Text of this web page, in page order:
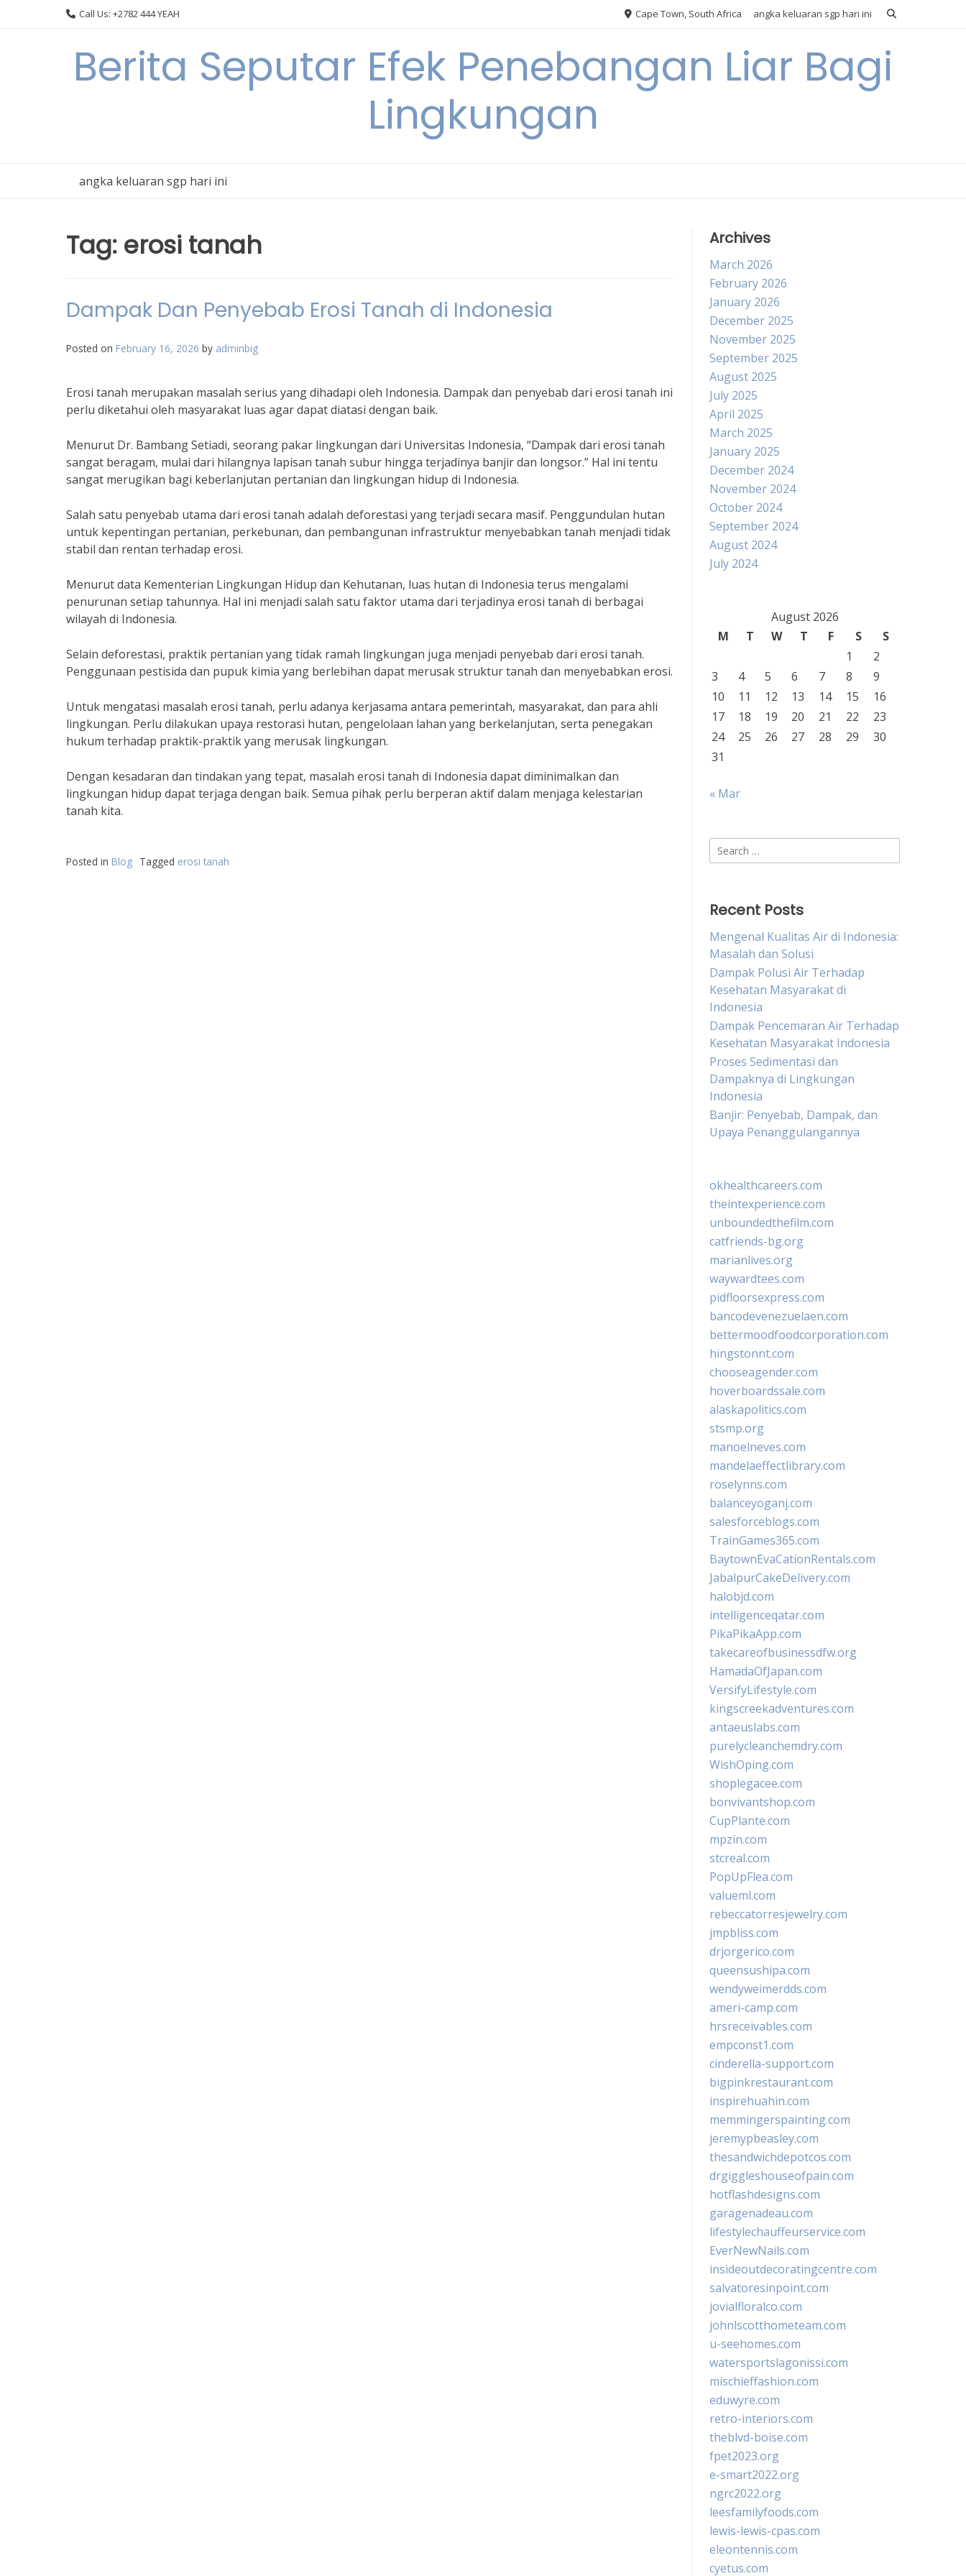
Call Us: +2782 444 YEAH Cape Town, South Africa angka keluaran sgp hari ini
Berita Seputar Efek Penebangan Liar Bagi
Lingkungan
angka keluaran sgp hari ini
Tag: erosi tanah
Dampak Dan Penyebab Erosi Tanah di Indonesia
Posted on February 16, 2026 by adminbig
Erosi tanah merupakan masalah serius yang dihadapi oleh Indonesia. Dampak dan penyebab dari erosi tanah ini
perlu diketahui oleh masyarakat luas agar dapat diatasi dengan baik.
Menurut Dr. Bambang Setiadi, seorang pakar lingkungan dari Universitas Indonesia, “Dampak dari erosi tanah
sangat beragam, mulai dari hilangnya lapisan tanah subur hingga terjadinya banjir dan longsor.” Hal ini tentu
sangat merugikan bagi keberlanjutan pertanian dan lingkungan hidup di Indonesia.
Salah satu penyebab utama dari erosi tanah adalah deforestasi yang terjadi secara masif. Penggundulan hutan
untuk kepentingan pertanian, perkebunan, dan pembangunan infrastruktur menyebabkan tanah menjadi tidak
stabil dan rentan terhadap erosi.
Menurut data Kementerian Lingkungan Hidup dan Kehutanan, luas hutan di Indonesia terus mengalami
penurunan setiap tahunnya. Hal ini menjadi salah satu faktor utama dari terjadinya erosi tanah di berbagai
wilayah di Indonesia.
Selain deforestasi, praktik pertanian yang tidak ramah lingkungan juga menjadi penyebab dari erosi tanah.
Penggunaan pestisida dan pupuk kimia yang berlebihan dapat merusak struktur tanah dan menyebabkan erosi.
Untuk mengatasi masalah erosi tanah, perlu adanya kerjasama antara pemerintah, masyarakat, dan para ahli
lingkungan. Perlu dilakukan upaya restorasi hutan, pengelolaan lahan yang berkelanjutan, serta penegakan
hukum terhadap praktik-praktik yang merusak lingkungan.
Dengan kesadaran dan tindakan yang tepat, masalah erosi tanah di Indonesia dapat diminimalkan dan
lingkungan hidup dapat terjaga dengan baik. Semua pihak perlu berperan aktif dalam menjaga kelestarian
tanah kita.
Posted in Blog Tagged erosi tanah
Archives
March 2026
February 2026
January 2026
December 2025
November 2025
September 2025
August 2025
July 2025
April 2025
March 2025
January 2025
December 2024
November 2024
October 2024
September 2024
August 2024
July 2024
August 2026
M
T W T F S
S
1
2
3
4 5 6 7 8
9
10
11 12 13 14 15
16
17
18 19 20 21 22
23
24
25 26 27 28 29
30
31
« Mar
Search
for:
Recent Posts
Mengenal Kualitas Air di Indonesia:
Masalah dan Solusi
Dampak Polusi Air Terhadap
Kesehatan Masyarakat di
Indonesia
Dampak Pencemaran Air Terhadap
Kesehatan Masyarakat Indonesia
Proses Sedimentasi dan
Dampaknya di Lingkungan
Indonesia
Banjir: Penyebab, Dampak, dan
Upaya Penanggulangannya
okhealthcareers.com
theintexperience.com
unboundedthefilm.com
catfriends-bg.org
marianlives.org
waywardtees.com
pidfloorsexpress.com
bancodevenezuelaen.com
bettermoodfoodcorporation.com
hingstonnt.com
chooseagender.com
hoverboardssale.com
alaskapolitics.com
stsmp.org
manoelneves.com
mandelaeffectlibrary.com
roselynns.com
balanceyoganj.com
salesforceblogs.com
TrainGames365.com
BaytownEvaCationRentals.com
JabalpurCakeDelivery.com
halobjd.com
intelligenceqatar.com
PikaPikaApp.com
takecareofbusinessdfw.org
HamadaOfJapan.com
VersifyLifestyle.com
kingscreekadventures.com
antaeuslabs.com
purelycleanchemdry.com
WishOping.com
shoplegacee.com
bonvivantshop.com
CupPlante.com
mpzin.com
stcreal.com
PopUpFlea.com
valueml.com
rebeccatorresjewelry.com
jmpbliss.com
drjorgerico.com
queensushipa.com
wendyweimerdds.com
ameri-camp.com
hrsreceivables.com
empconst1.com
cinderella-support.com
bigpinkrestaurant.com
inspirehuahin.com
memmingerspainting.com
jeremypbeasley.com
thesandwichdepotcos.com
drgiggleshouseofpain.com
hotflashdesigns.com
garagenadeau.com
lifestylechauffeurservice.com
EverNewNails.com
insideoutdecoratingcentre.com
salvatoresinpoint.com
jovialfloralco.com
johnlscotthometeam.com
u-seehomes.com
watersportslagonissi.com
mischieffashion.com
eduwyre.com
retro-interiors.com
theblvd-boise.com
fpet2023.org
e-smart2022.org
ngrc2022.org
leesfamilyfoods.com
lewis-lewis-cpas.com
eleontennis.com
cyetus.com